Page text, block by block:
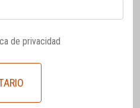
de privacidad